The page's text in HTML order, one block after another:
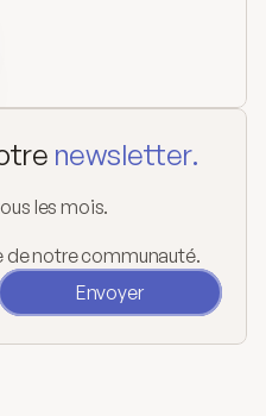
newsletter.
les mois.
de notre communauté.
Envoyer